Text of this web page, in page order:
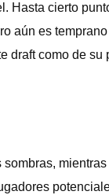
cierto
aún es
draft como de